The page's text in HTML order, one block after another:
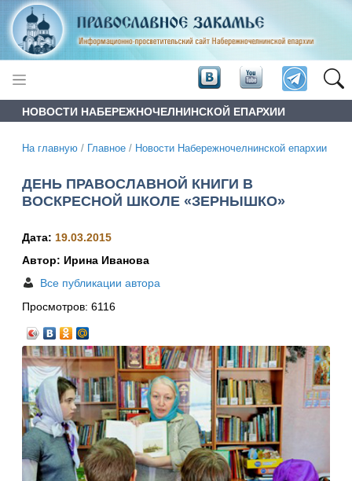
НОВОСТИ НАБЕРЕЖНОЧЕЛНИНСКОЙ ЕПАРХИИ
На главную / Главное / Новости Набережночелнинской епархии
ДЕНЬ ПРАВОСЛАВНОЙ КНИГИ В
ВОСКРЕСНОЙ ШКОЛЕ «ЗЕРНЫШКО»
Дата: 19.03.2015
Автор: Ирина Иванова
Все публикации автора
Просмотров: 6116